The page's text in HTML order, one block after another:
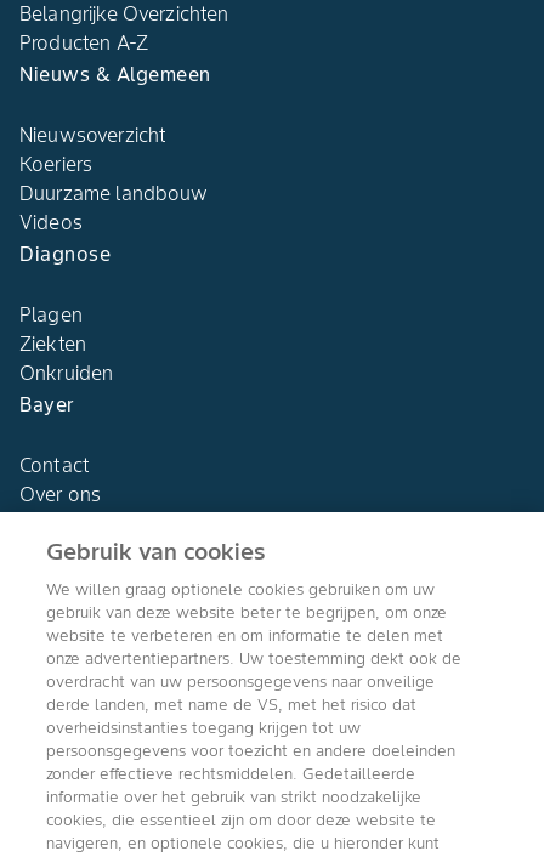
Belangrijke Overzichten
Producten A-Z
Nieuws & Algemeen
Nieuwsoverzicht
Koeriers
Duurzame landbouw
Videos
Diagnose
Plagen
Ziekten
Onkruiden
Bayer
Contact
Over ons
Agro Bayer
Nederland
Volg ons
Gebruik van cookies
We willen graag optionele cookies gebruiken om uw
gebruik van deze website beter te begrijpen, om onze
website te verbeteren en om informatie te delen met
onze advertentiepartners. Uw toestemming dekt ook de
overdracht van uw persoonsgegevens naar onveilige
derde landen, met name de VS, met het risico dat
overheidsinstanties toegang krijgen tot uw
persoonsgegevens voor toezicht en andere doeleinden
zonder effectieve rechtsmiddelen. Gedetailleerde
informatie over het gebruik van strikt noodzakelijke
cookies, die essentieel zijn om door deze website te
navigeren, en optionele cookies, die u hieronder kunt